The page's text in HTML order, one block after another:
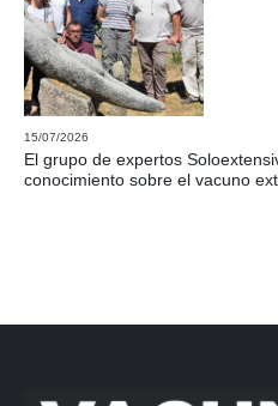
15/07/2026
El grupo de expertos
conocimiento sobre el vacuno